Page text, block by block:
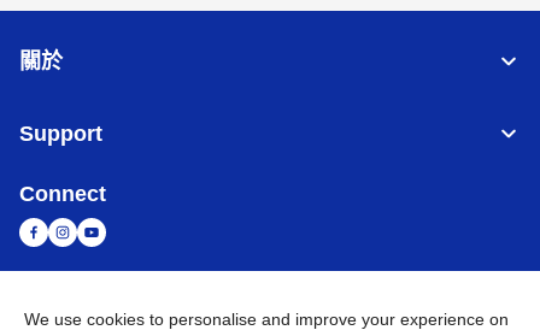
關於
Support
Connect
台灣 全球網路
We use cookies to personalise and improve your experience on